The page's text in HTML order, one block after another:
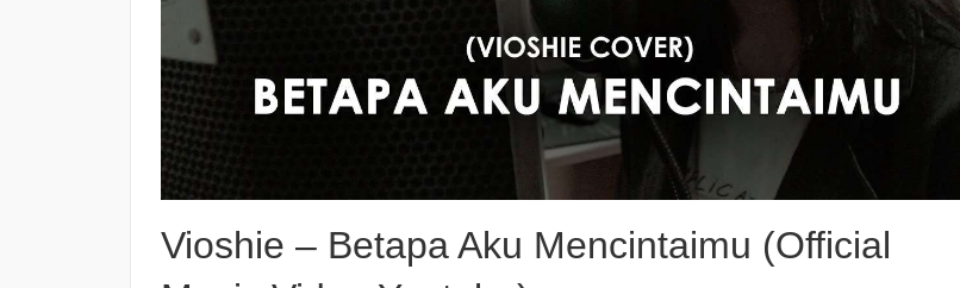
Vioshie – Betapa Aku Mencintaimu (Official